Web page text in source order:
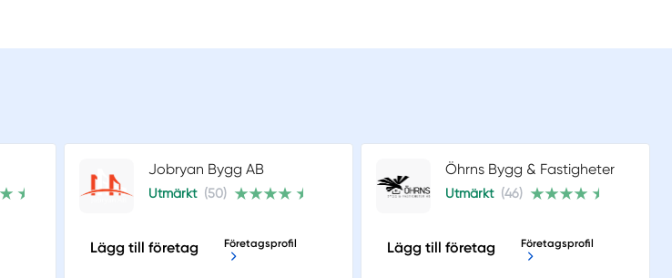
Jobryan Bygg AB
Utmärkt (50)
Lägg till företag Företagsprofil
Öhrns Bygg & Fastigheter
Utmärkt (46)
Lägg till företag Företagsprofil